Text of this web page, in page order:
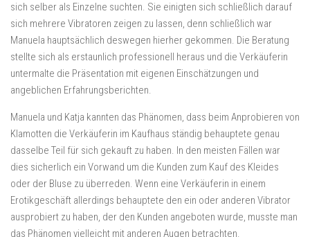
sich selber als Einzelne suchten. Sie einigten sich schließlich darauf
sich mehrere Vibratoren zeigen zu lassen, denn schließlich war
Manuela hauptsächlich deswegen hierher gekommen. Die Beratung
stellte sich als erstaunlich professionell heraus und die Verkäuferin
untermalte die Präsentation mit eigenen Einschätzungen und
angeblichen Erfahrungsberichten.
Manuela und Katja kannten das Phänomen, dass beim Anprobieren von
Klamotten die Verkäuferin im Kaufhaus ständig behauptete genau
dasselbe Teil für sich gekauft zu haben. In den meisten Fällen war
dies sicherlich ein Vorwand um die Kunden zum Kauf des Kleides
oder der Bluse zu überreden. Wenn eine Verkäuferin in einem
Erotikgeschäft allerdings behauptete den ein oder anderen Vibrator
ausprobiert zu haben, der den Kunden angeboten wurde, musste man
das Phänomen vielleicht mit anderen Augen betrachten.